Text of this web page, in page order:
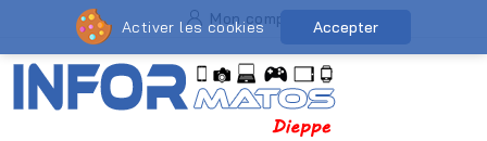
Mon compte
Activer les cookies Accepter